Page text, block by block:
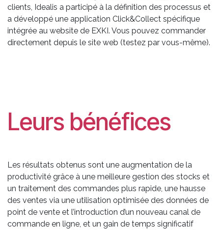
clients, Idealis a participé à la définition des processus et
a développé une application Click&Collect spécifique
intégrée au website de EXKI. Vous pouvez commander
directement depuis le site web (testez par vous-même).
Leurs bénéfices
Les résultats obtenus sont une augmentation de la
productivité grâce à une meilleure gestion des stocks et
un traitement des commandes plus rapide, une hausse
des ventes via une utilisation optimisée des données de
point de vente et l’introduction d’un nouveau canal de
commande en ligne, et un gain de temps significatif